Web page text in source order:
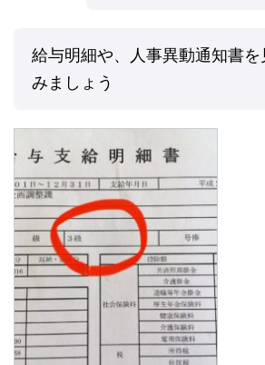
給与明細や、人事異動通知書を
みましょう